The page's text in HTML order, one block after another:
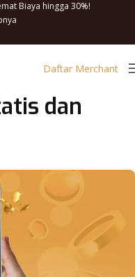
Biaya hingga 30%!
Daftar Merchant
dan